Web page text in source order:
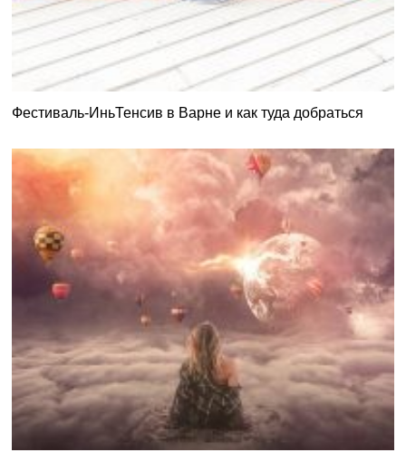
Фестиваль-ИньТенсив в Варне и как туда добраться